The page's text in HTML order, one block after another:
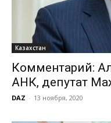
Казахстан
Комментарий:
АНК, депутат
DAZ - 13 ноября, 2020